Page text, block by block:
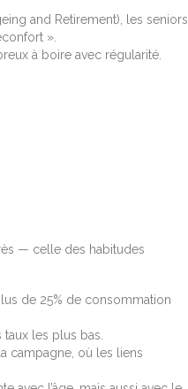
and Retirement), les seniors
».
à boire avec régularité.
— celle des habitudes
de 25% de consommation
les plus bas.
campagne, où les liens